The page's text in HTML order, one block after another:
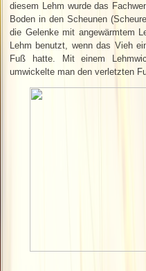
diesem Lehm wurde das
Boden in den Scheunen
die Gelenke mit angewärmtem
Lehm benutzt, wenn das Vieh
Fuß hatte. Mit einem
umwickelte man den verletzten